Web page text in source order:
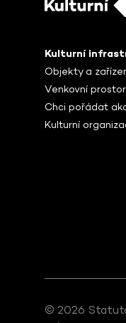
Kulturní
Objekty a
Venkovní
Chci pořádat
Kulturní
© 2026